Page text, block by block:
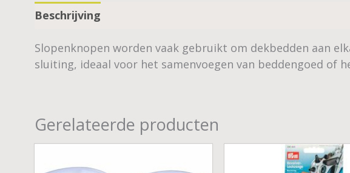
Beschrijving
Slopenknopen worden vaak gebruikt om dekbedden aan
sluiting, ideaal voor het samenvoegen van beddengoed of
Gerelateerde producten